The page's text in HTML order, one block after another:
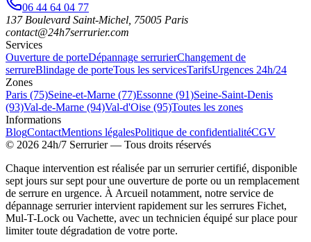
06 44 64 04 77
137 Boulevard Saint-Michel 75005 Paris
contact@24h7serrurier.com
Services
Ouverture de porteDépannage serrurierChangement de
serrureBlindage de porteTous les servicesTarifsUrgences 24h/24
Zones
Paris (75)Seine-et-Marne (77)Essonne (91)Seine-Saint-Denis
(93)Val-de-Marne (94)Val-d'Oise (95)Toutes les zones
Informations
BlogContactMentions légalesPolitique de confidentialitéCGV
© 2026 24h/7 Serrurier— Tous droits réservés
Chaque intervention est réalisée par un serrurier certifié, disponible
sept jours sur sept pour une ouverture de porte ou un remplacement
de serrure en urgence. À Arcueil notamment, notre service de
dépannage serrurier intervient rapidement sur les serrures Fichet,
Mul-T-Lock ou Vachette, avec un technicien équipé sur place pour
limiter toute dégradation de votre porte.